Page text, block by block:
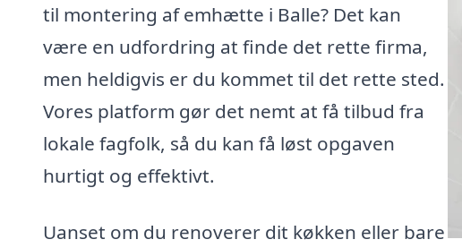
til montering af emhætte i Balle? Det kan
være en udfordring at finde det rette firma,
men heldigvis er du kommet til det rette sted.
Vores platform gør det nemt at få tilbud fra
lokale fagfolk, så du kan få løst opgaven
hurtigt og effektivt.
Uanset om du renoverer dit køkken eller bare